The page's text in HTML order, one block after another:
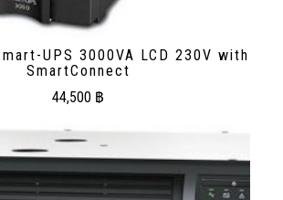
UPS 3000VA LCD 230V with
SmartConnect
44,500 ฿